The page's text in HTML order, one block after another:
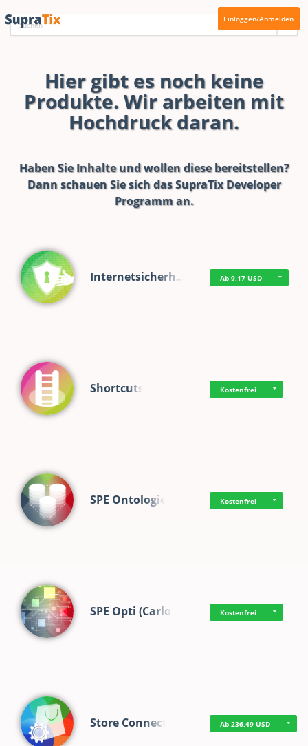
Einloggen/Anmelden
Hier gibt es noch keine
Produkte. Wir arbeiten mit
Hochdruck daran.
Haben Sie Inhalte und wollen diese bereitstellen?
Dann schauen Sie sich dasSupraTix Developer
Programman.
Internetsicherh… Ab 9,17 USD
Shortcuts Kostenfrei
SPE Ontologie Kostenfrei
SPE Opti (Carlo) Kostenfrei
Store Connect Ab 236,49 USD